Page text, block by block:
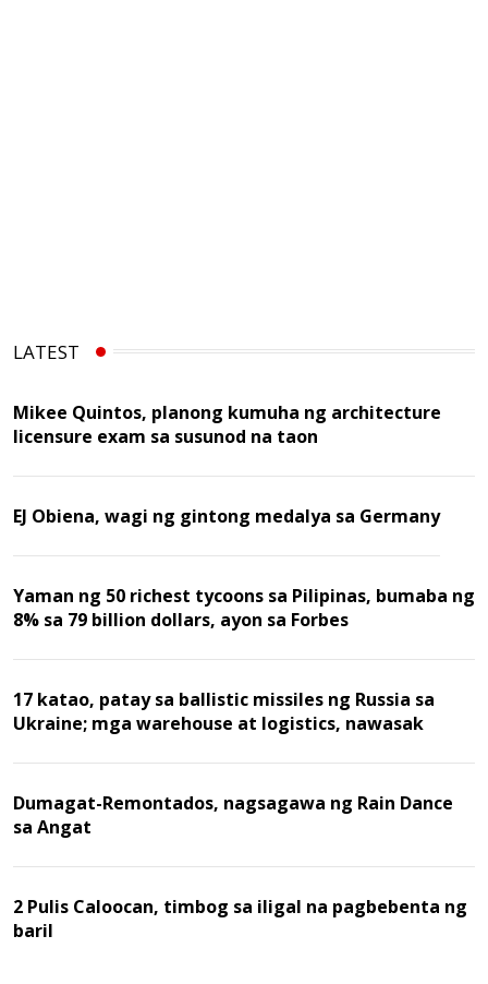
LATEST
Mikee Quintos, planong kumuha ng architecture
licensure exam sa susunod na taon
EJ Obiena, wagi ng gintong medalya sa Germany
Yaman ng 50 richest tycoons sa Pilipinas, bumaba ng
8% sa 79 billion dollars, ayon sa Forbes
17 katao, patay sa ballistic missiles ng Russia sa
Ukraine; mga warehouse at logistics, nawasak
Dumagat-Remontados, nagsagawa ng Rain Dance
sa Angat
2 Pulis Caloocan, timbog sa iligal na pagbebenta ng
baril